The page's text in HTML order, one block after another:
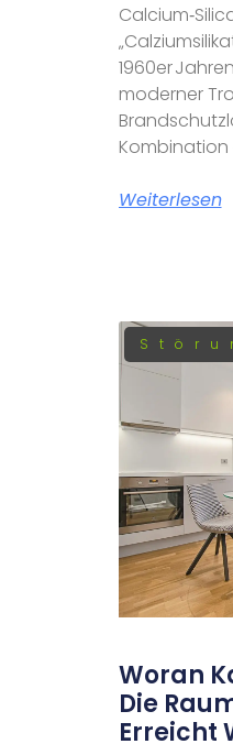
1960er
moderner
Kombination
Weiterlesen
Woran
Die
Erreicht